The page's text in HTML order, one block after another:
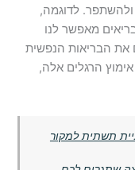
לדוגמה,
מאפשר לנו
את הבריאות הנפשית
הרגלים אלה,
תשתית למקור